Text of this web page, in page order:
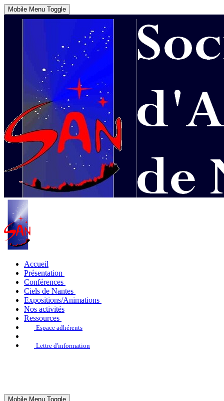
Mobile Menu Toggle
Accueil
Présentation
Conférences
Ciels de Nantes
Expositions/Animations
Nos activités
Ressources
Espace adhérents
Lettre d'information
Mobile Menu Toggle